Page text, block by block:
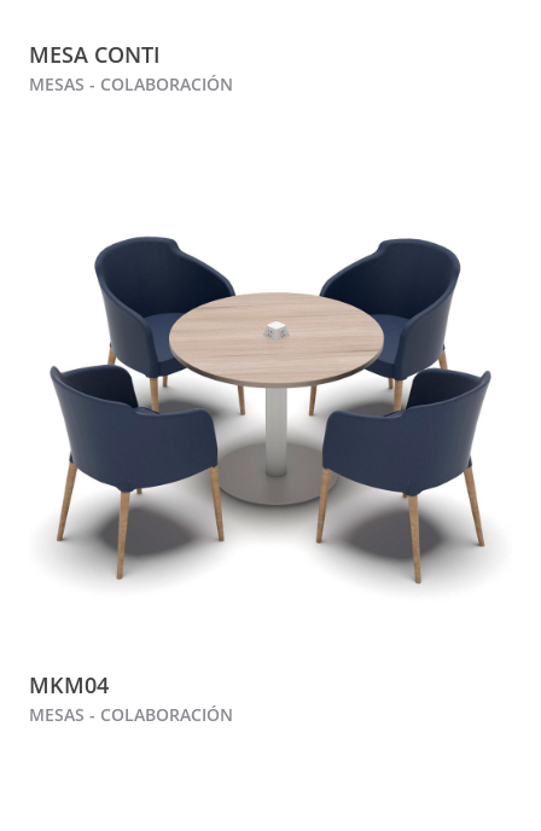
MESA CONTI
MESAS - COLABORACIÓN
MKM04
MESAS - COLABORACIÓN